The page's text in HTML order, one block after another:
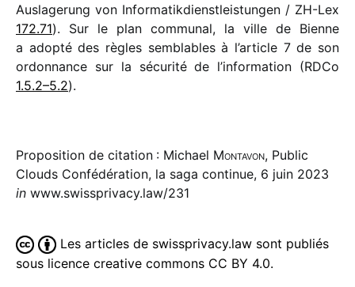
Auslagerung von Informatikdienstleistungen /​ ZH-Lex
172.71). Sur le plan commu­nal, la ville de Bienne
a adopté des règles semblables à l’article 7 de son
ordon­nance sur la sécu­rité de l’information (RDCo
1.5.2–5.2).
Proposition de citation : Michael Montavon, Public
Clouds Confédération, la saga continue, 6 juin 2023
in www.swissprivacy.law/231
Les articles de swissprivacy.law sont publiés
sous licence creative commons CC BY 4.0.